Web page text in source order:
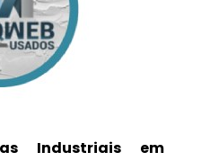
Industriais em